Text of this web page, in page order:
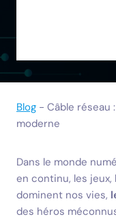
Blog - Câble réseau
moderne
Dans le monde
en continu, les jeux,
dominent nos vies,
des héros